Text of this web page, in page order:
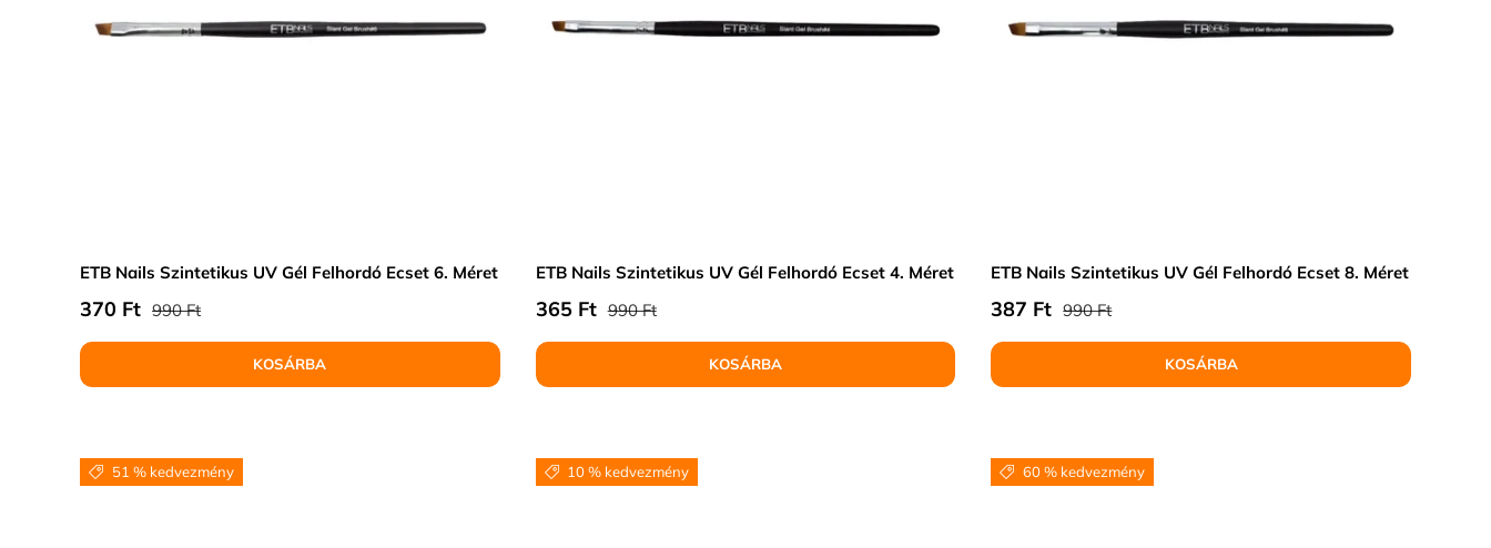
ETB Nails Szintetikus UV Gél Felhordó Ecset 6. Méret
Eladási ár
370 Ft Normál ár
990 Ft
KOSÁRBA
ETB Nails Szintetikus UV Gél Felhordó Ecset 4. Méret
Eladási ár
365 Ft Normál ár
990 Ft
KOSÁRBA
ETB Nails Szintetikus UV Gél Felhordó Ecset 8. Méret
Eladási ár
387 Ft Normál ár
990 Ft
KOSÁRBA
51 % kedvezmény 10 % kedvezmény 60 % kedvezmény